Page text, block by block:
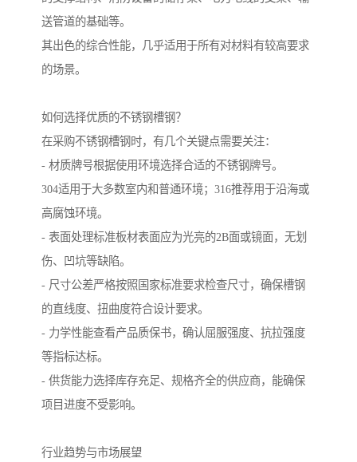
送管道的基础等。
其出色的综合性能，几乎适用于所有对材料有较高要求
的场景。
如何选择优质的不锈钢槽钢？
在采购不锈钢槽钢时，有几个关键点需要关注：
- 材质牌号根据使用环境选择合适的不锈钢牌号。
304适用于大多数室内和普通环境；316推荐用于沿海或
高腐蚀环境。
- 表面处理标准板材表面应为光亮的2B面或镜面，无划
伤、凹坑等缺陷。
- 尺寸公差严格按照国家标准要求检查尺寸，确保槽钢
的直线度、扭曲度符合设计要求。
- 力学性能查看产品质保书，确认屈服强度、抗拉强度
等指标达标。
- 供货能力选择库存充足、规格齐全的供应商，能确保
项目进度不受影响。
行业趋势与市场展望